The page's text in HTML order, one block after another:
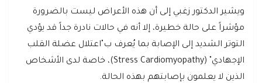
ويشير الدكتور زغبي إلى أن هذه الأعراض ليست بالضرورة
مؤشراً على حالة خطيرة، إلا أنه في حالات نادرة جداً قد يؤدي
التوتر الشديد إلى الإصابة بما يُعرف ب"اعتلال عضلة القلب
الإجهادي" (Stress Cardiomyopathy)، خاصة لدى الأشخاص
الذين لا يعلمون بإصابتهم بهذه الحالة.